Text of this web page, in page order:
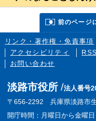
前のページ
リンク・著作権・免責事項
アクセシビリティ
お問い合わせ
淡路市役所
法人番号
〒656-2292 兵庫県淡路市
開庁時間：月曜日から金曜